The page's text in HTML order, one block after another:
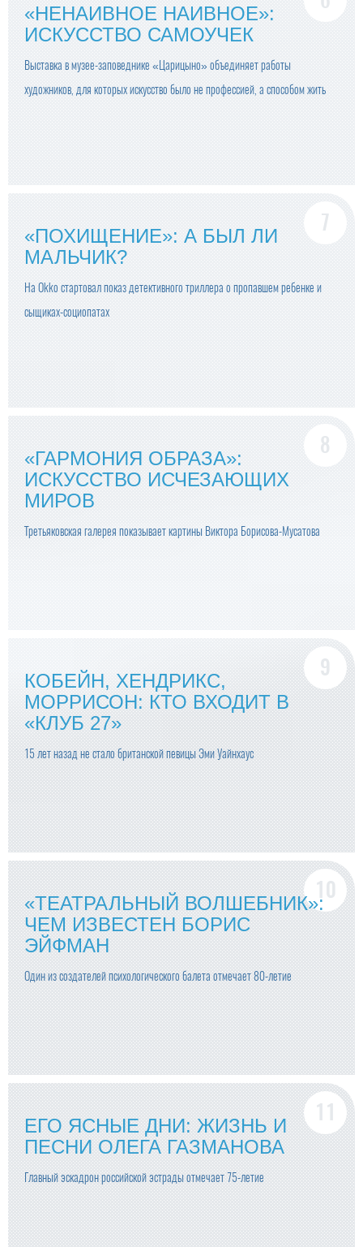
«НЕНАИВНОЕ НАИВНОЕ»:
ИСКУССТВО САМОУЧЕК
Выставка в музее-заповеднике «Царицыно» объединяет работы
художников, для которых искусство было не профессией, а способом жить
«ПОХИЩЕНИЕ»: А БЫЛ ЛИ
МАЛЬЧИК?
На Okko стартовал показ детективного триллера о пропавшем ребенке и
сыщиках-социопатах
«ГАРМОНИЯ ОБРАЗА»:
ИСКУССТВО ИСЧЕЗАЮЩИХ
МИРОВ
Третьяковская галерея показывает картины Виктора Борисова-Мусатова
КОБЕЙН, ХЕНДРИКС,
МОРРИСОН: КТО ВХОДИТ В
«КЛУБ 27»
15 лет назад не стало британской певицы Эми Уайнхаус
«ТЕАТРАЛЬНЫЙ ВОЛШЕБНИК»:
ЧЕМ ИЗВЕСТЕН БОРИС
ЭЙФМАН
Один из создателей психологического балета отмечает 80-летие
ЕГО ЯСНЫЕ ДНИ: ЖИЗНЬ И
ПЕСНИ ОЛЕГА ГАЗМАНОВА
Главный эскадрон российской эстрады отмечает 75-летие